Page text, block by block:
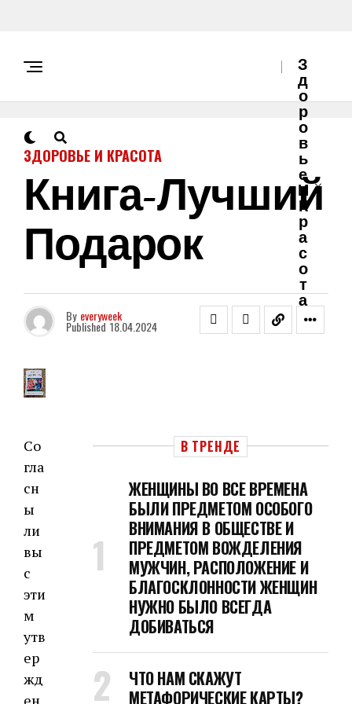
З
Д
О
Р
О
В
Ь
Е
И
К
Р
А
С
О
Т
А
ЗДОРОВЬЕ И КРАСОТА
Книга-Лучший
Подарок
By everyweek
Published 18.04.2024
Со
гла
сн
ы
ли
вы
с
эти
м
утв
ер
жд
ен
В ТРЕНДЕ
ЖЕНЩИНЫ ВО ВСЕ ВРЕМЕНА
БЫЛИ ПРЕДМЕТОМ ОСОБОГО
ВНИМАНИЯ В ОБЩЕСТВЕ И
ПРЕДМЕТОМ ВОЖДЕЛЕНИЯ
МУЖЧИН, РАСПОЛОЖЕНИЕ И
БЛАГОСКЛОННОСТИ ЖЕНЩИН
НУЖНО БЫЛО ВСЕГДА
ДОБИВАТЬСЯ
ЧТО НАМ СКАЖУТ
МЕТАФОРИЧЕСКИЕ КАРТЫ?